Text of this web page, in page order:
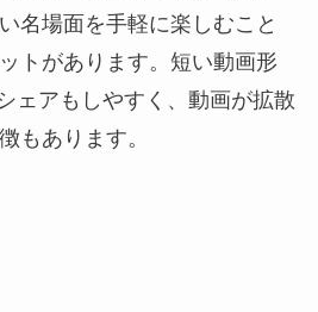
名場面を手軽に楽しむこと
トがあります。短い動画形
ェアもしやすく、動画が拡散
もあります。